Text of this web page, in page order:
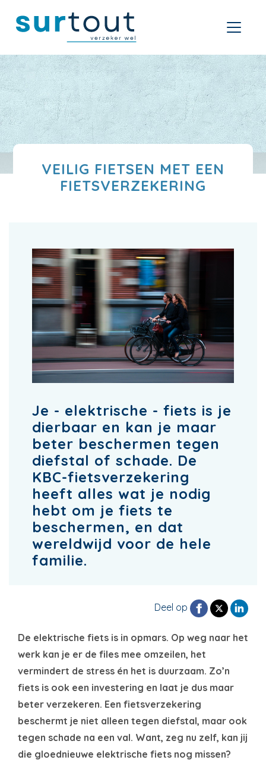
VEILIG FIETSEN MET EEN
FIETSVERZEKERING
Je - elektrische - fiets is je
dierbaar en kan je maar
beter beschermen tegen
diefstal of schade. De
KBC-fietsverzekering
heeft alles wat je nodig
hebt om je fiets te
beschermen, en dat
wereldwijd voor de hele
familie.
Deel op
De elektrische fiets is in opmars. Op weg naar het
werk kan je er de files mee omzeilen, het
vermindert de stress én het is duurzaam. Zo’n
fiets is ook een investering en laat je dus maar
beter verzekeren. Een fietsverzekering
beschermt je niet alleen tegen diefstal, maar ook
tegen schade na een val. Want, zeg nu zelf, kan jij
die gloednieuwe elektrische fiets nog missen?